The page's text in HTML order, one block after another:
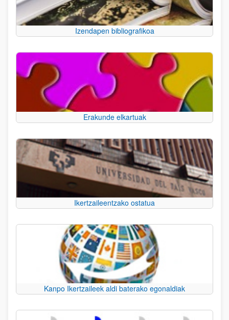
Izendapen bibliografikoa
Erakunde elkartuak
Ikertzaileentzako ostatua
Kanpo Ikertzaileek aldi baterako egonaldiak